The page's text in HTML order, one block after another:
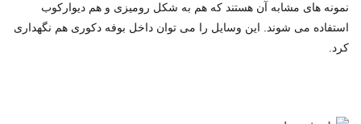
نمونه های مشابه آن هستند که هم به شکل رومیزی و هم دیوارکوب
استفاده می شوند. این وسایل را می توان داخل بوفه دکوری هم نگهداری
کرد.